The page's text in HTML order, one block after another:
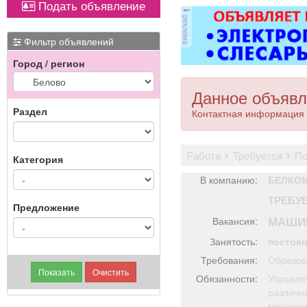
ковер»).
оборудованием,
имеется парковка, торг
уместен.
Подать объявление
Фильтр объявлений
Город / регион
Раздел
Категория
Предложение
реклама
Данное
Контактная информация
работа требуется
В компанию:
Вакансия:
Занятость:
Требования:
Обязанности: